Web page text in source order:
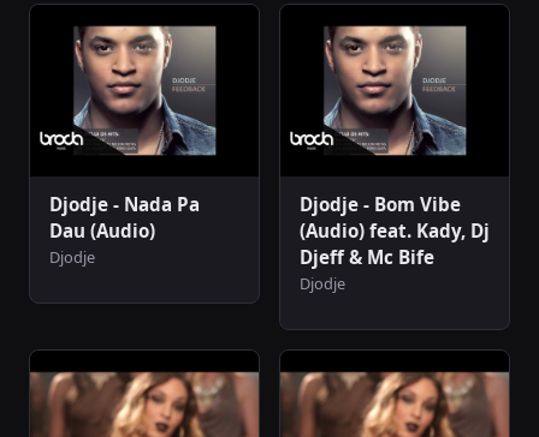
Djodje - Nada Pa
Dau (Audio)
Djodje
Djodje - Bom Vibe
(Audio) feat. Kady, Dj
Djeff & Mc Bife
Djodje